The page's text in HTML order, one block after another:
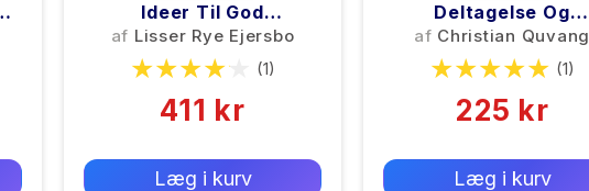
Ideer Til God
Matematikundervisning
af Lisser Rye Ejersbo
(1)
411 kr
Læg i kurv
Deltagelse Og
Forskellighed
af Christian Quvang
(1)
225 kr
Læg i kurv